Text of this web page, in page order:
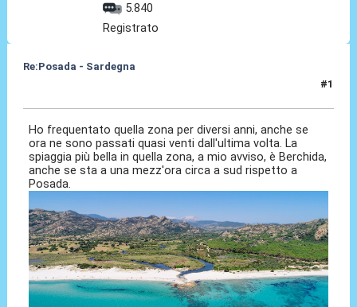
5.840
Registrato
Re:Posada - Sardegna
#1
Ho frequentato quella zona per diversi anni, anche se
ora ne sono passati quasi venti dall'ultima volta. La
spiaggia più bella in quella zona, a mio avviso, è Berchida,
anche se sta a una mezz'ora circa a sud rispetto a
Posada.